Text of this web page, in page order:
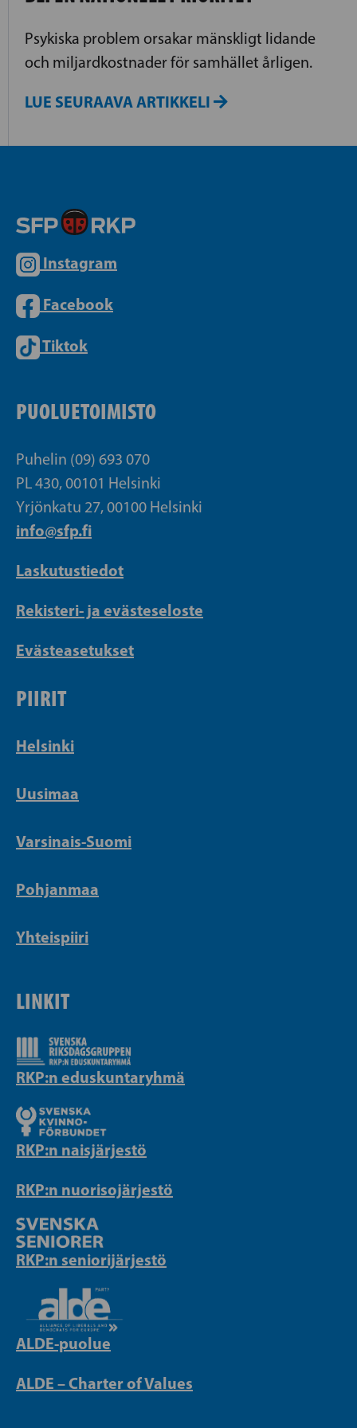
Psykiska problem orsakar mänskligt lidande
och miljardkostnader för samhället årligen.
LUE SEURAAVA ARTIKKELI
Instagram
Facebook
Tiktok
PUOLUETOIMISTO
Puhelin (09) 693 070
PL 430, 00101 Helsinki
Yrjönkatu 27, 00100 Helsinki
info@sfp.fi
Laskutustiedot
Rekisteri- ja evästeseloste
Evästeasetukset
PIIRIT
Helsinki
Uusimaa
Varsinais-Suomi
Pohjanmaa
Yhteispiiri
LINKIT
RKP:n eduskuntaryhmä
RKP:n naisjärjestö
RKP:n nuorisojärjestö
RKP:n seniorijärjestö
ALDE-puolue
ALDE – Charter of Values